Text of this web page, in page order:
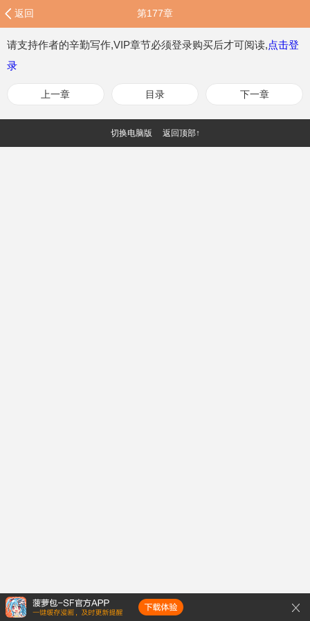
返回 第177章
请支持作者的辛勤写作,VIP章节必须登录购买后才可阅读,点击登
录
上一章 目录 下一章
切换电脑版 返回顶部↑